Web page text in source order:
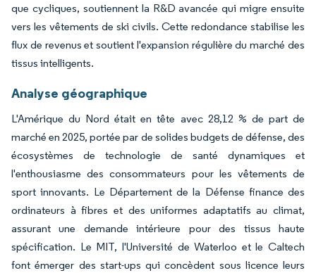
que cycliques, soutiennent la R&D avancée qui migre ensuite
vers les vêtements de ski civils. Cette redondance stabilise les
flux de revenus et soutient l'expansion régulière du marché des
tissus intelligents.
Analyse géographique
L'Amérique du Nord était en tête avec 28,12 % de part de
marché en 2025, portée par de solides budgets de défense, des
écosystèmes de technologie de santé dynamiques et
l'enthousiasme des consommateurs pour les vêtements de
sport innovants. Le Département de la Défense finance des
ordinateurs à fibres et des uniformes adaptatifs au climat,
assurant une demande intérieure pour des tissus haute
spécification. Le MIT, l'Université de Waterloo et le Caltech
font émerger des start-ups qui concèdent sous licence leurs